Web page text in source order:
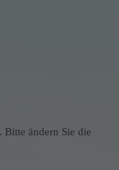
Bitte ändern Sie die